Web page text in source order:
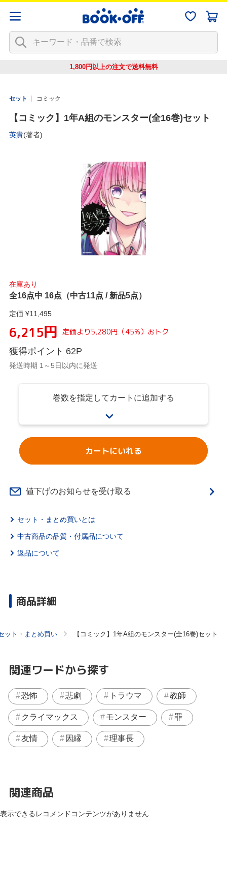
1,800円以上の注文で送料無料
セット コミック
【コミック】1年A組のモンスター(全16巻)セット
英貴(著者)
在庫あり
全16点中 16点（中古11点 / 新品5点）
定価 ¥11,495
6,215円 定価より5,280円 （45%） おトク
獲得ポイント 62P
発送時期 1～5日以内に発送
巻数を指定してカートに追加する
カートにいれる
値下げのお知らせを受け取る
セット・まとめ買いとは
中古商品の品質・付属品について
返品について
商品詳細
ット・まとめ買い 【コミック】1年A組のモンスター(全16巻)セット
関連ワードから探す
恐怖 悲劇 トラウマ 教師
クライマックス モンスター 罪
友情 因縁 理事長
関連商品
表示できるレコメンドコンテンツがありません